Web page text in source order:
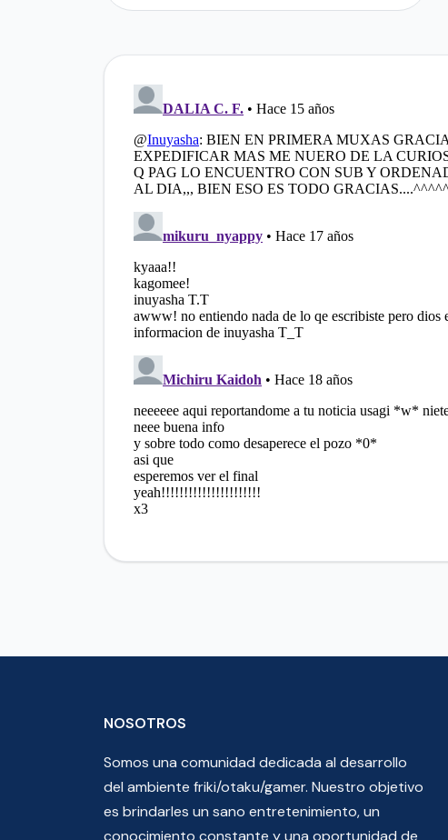
NOSOTROS
Somos una comunidad dedicada al desarrollo
del ambiente friki/otaku/gamer. Nuestro objetivo
es brindarles un sano entretenimiento, un
conocimiento constante y una oportunidad de